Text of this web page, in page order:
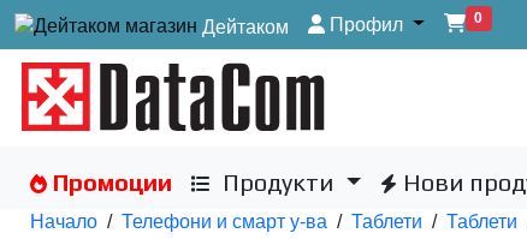
Дейтаком Профил 0
Промоции Продукти Нови
Начало / Телефони и смарт у-ва / Таблети / Таблети